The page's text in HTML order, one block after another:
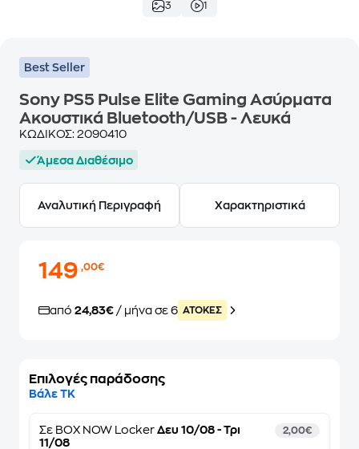
3 1
Best Seller
Sony PS5 Pulse Elite Gaming Ασύρματα
Ακουστικά Bluetooth/USB - Λευκά
ΚΩΔΙΚΟΣ: 2090410
Άμεσα Διαθέσιμο
Αναλυτική Περιγραφή Χαρακτηριστικά
149,00€
από 24,83€ / μήνα σε 6 ATOKEΣ
Επιλογές παράδοσης
Βάλε ΤΚ
Σε BOX NOW Locker Δευ 10/08 - Τρι
11/08
2,00€